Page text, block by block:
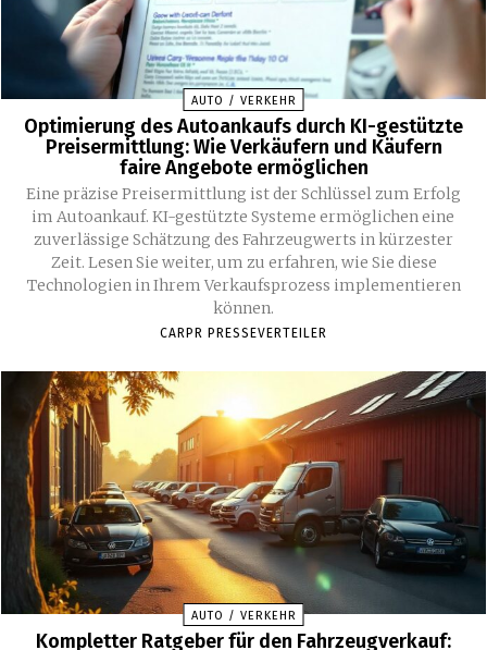
AUTO / VERKEHR
Optimierung des Autoankaufs durch KI-gestützte
Preisermittlung: Wie Verkäufern und Käufern
faire Angebote ermöglichen
Eine präzise Preisermittlung ist der Schlüssel zum Erfolg
im Autoankauf. KI-gestützte Systeme ermöglichen eine
zuverlässige Schätzung des Fahrzeugwerts in kürzester
Zeit. Lesen Sie weiter, um zu erfahren, wie Sie diese
Technologien in Ihrem Verkaufsprozess implementieren
können.
CARPR PRESSEVERTEILER
AUTO / VERKEHR
Kompletter Ratgeber für den Fahrzeugverkauf: